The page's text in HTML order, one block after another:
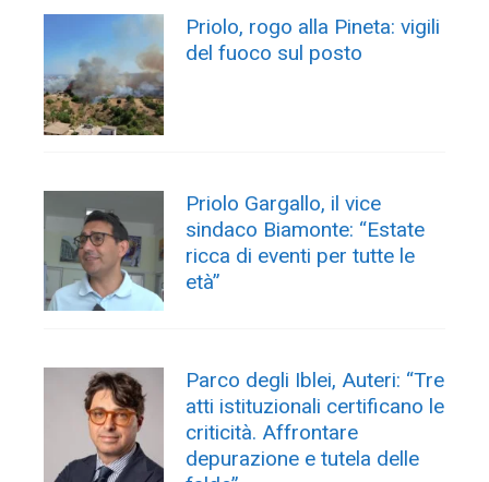
Priolo, rogo alla Pineta: vigili
del fuoco sul posto
Priolo Gargallo, il vice
sindaco Biamonte: “Estate
ricca di eventi per tutte le
età”
Parco degli Iblei, Auteri: “Tre
atti istituzionali certificano le
criticità. Affrontare
depurazione e tutela delle